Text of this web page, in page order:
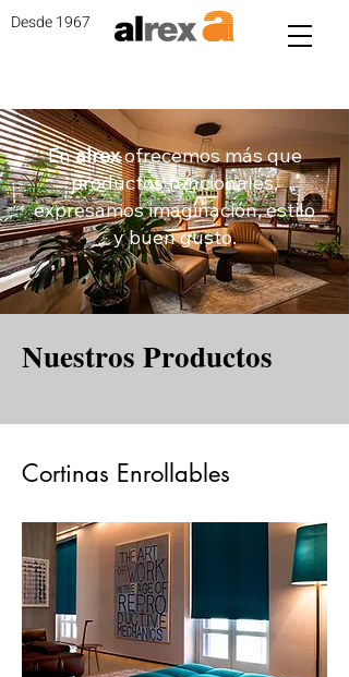
Desde 1967
Enalrexofrecemos más que
productos funcionales,
expresamos imaginación, estilo
y buen gusto.
Nuestros Productos
Cortinas Enrollables